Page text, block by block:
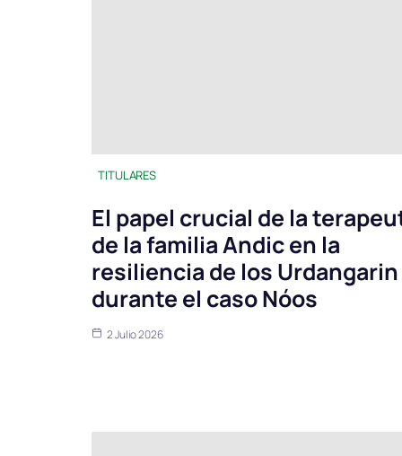
TITULARES
El papel crucial de la
de la familia Andic en la
resiliencia de los Urdangarin
durante el caso Nóos
2 Julio 2026